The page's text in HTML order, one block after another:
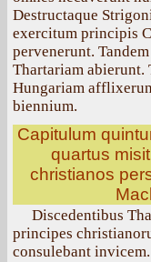
Destructaque
exercitum principis
pervenerunt.
Thartariam abierunt.
Hungariam
biennium.
Capitulum
quartus
christianos
Discedentibus
principes
consulebant invicem.